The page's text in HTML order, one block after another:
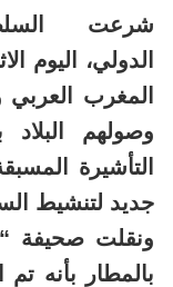
شرعت
الدولي، اليوم
المغرب العربي
وصولهم
التأشيرة
جديد لتنشيط
ونقلت صحيفة
بالمطار بأنه